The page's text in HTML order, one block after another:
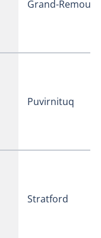
Grand-Remous
Puvirnituq
Stratford